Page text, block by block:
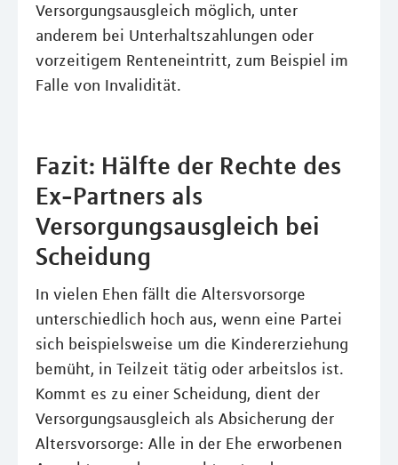
Versorgungsausgleich möglich, unter
anderem bei Unterhaltszahlungen oder
vorzeitigem Renteneintritt, zum Beispiel im
Falle von Invalidität.
Fazit: Hälfte der Rechte des
Ex-Partners als
Versorgungsausgleich bei
Scheidung
In vielen Ehen fällt die Altersvorsorge
unterschiedlich hoch aus, wenn eine Partei
sich beispielsweise um die Kindererziehung
bemüht, in Teilzeit tätig oder arbeitslos ist.
Kommt es zu einer Scheidung, dient der
Versorgungsausgleich als Absicherung der
Altersvorsorge: Alle in der Ehe erworbenen